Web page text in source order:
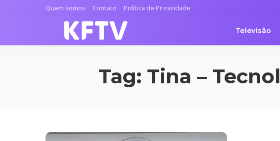
Quem somos Contato Política de Privacidade
Televisão
Tag: Tina –